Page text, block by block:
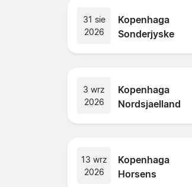
31 sie
2026
Kopenhaga
Sonderjyske
3 wrz
2026
Kopenhaga
Nordsjaelland
13 wrz
2026
Kopenhaga
Horsens